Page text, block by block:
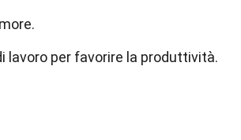
lavoro per favorire la produttività.